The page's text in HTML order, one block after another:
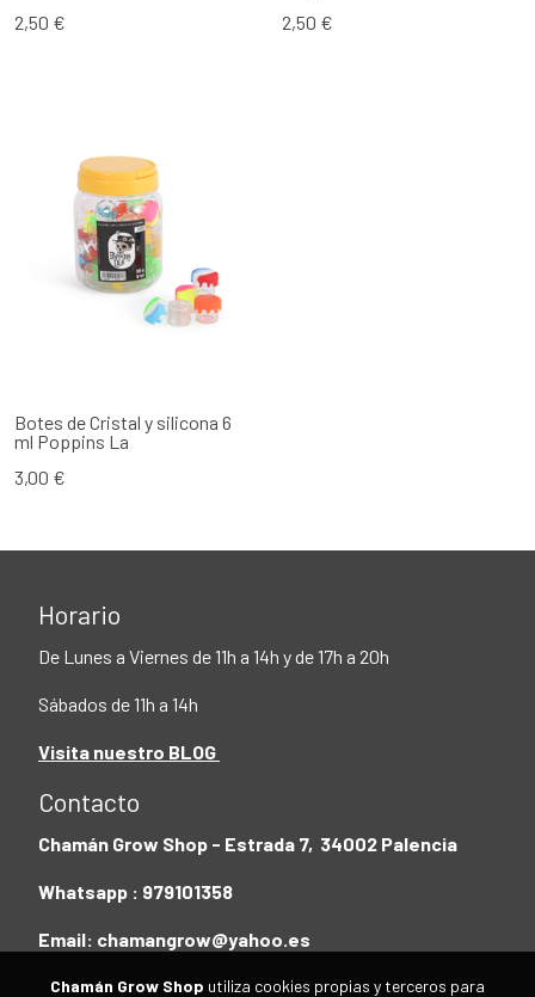
2,50 €
2,50 €
Botes de Cristal y silicona 6
ml Poppins La
3,00 €
Horario
De Lunes a Viernes de 11h a 14h y de 17h a 20h
Sábados de 11h a 14h
Visita nuestro BLOG
Contacto
Chamán Grow Shop - Estrada 7, 34002 Palencia
Whatsapp : 979101358
Email: chamangrow@yahoo.es
Chamán Grow Shop utiliza cookies propias y terceros para